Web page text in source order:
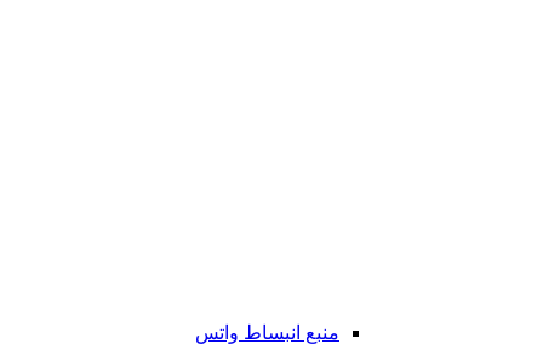
منبع انبساط واتس